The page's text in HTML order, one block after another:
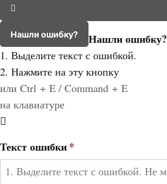
Нашли ошибку? Нашли ошибку?
1. Выделите текст с ошибкой.
2. Нажмите на эту кнопку
или Ctrl + E / Command + E
на клавиатуре
Текст ошибки*